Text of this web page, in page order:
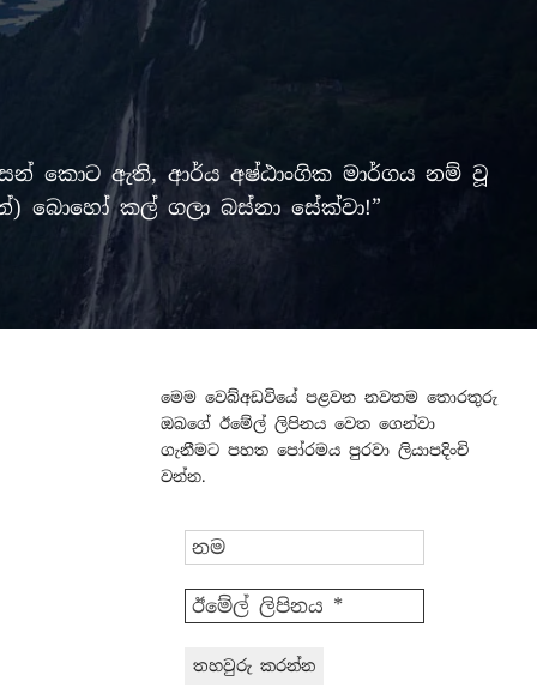
කොට ඇති, ආර්ය අෂ්ඨාංගික මාර්ගය නම් වූ
බොහෝ කල් ගලා බස්නා සේක්වා!”
මෙම වෙබ්අඩවියේ පළවන නවතම තොරතුරු
ඔබගේ ඊමේල් ලිපිනය වෙත ගෙන්වා
ගැනීමට පහත පෝරමය පුරවා ලියාපදිංචි
වන්න.